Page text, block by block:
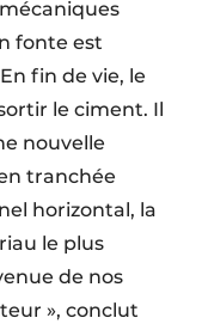
fonte est
fin de vie, le
le ciment. Il
nouvelle
tranchée
horizontal, la
le plus
de nos
», conclut